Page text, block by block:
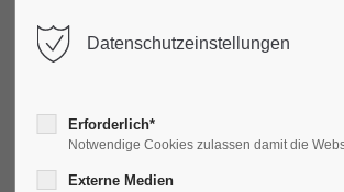
Datenschutzeinstellungen
Erforderlich*
Notwendige Cookies zulassen damit die
Externe Medien